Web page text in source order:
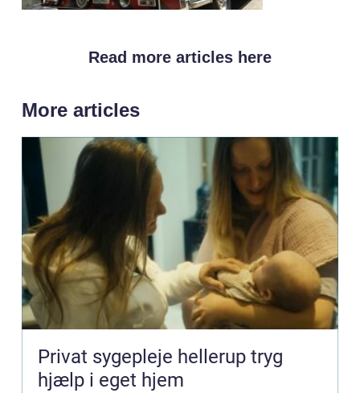
Read more articles here
More articles
Privat sygepleje hellerup tryg
hjælp i eget hjem